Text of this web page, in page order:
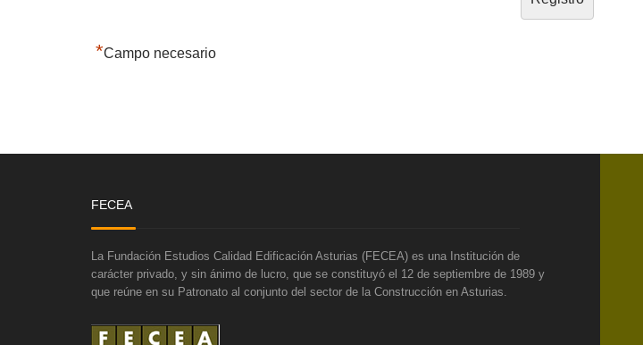
*Campo necesario
FECEA
La Fundación Estudios Calidad Edificación Asturias (FECEA) es una Institución de
carácter privado, y sin ánimo de lucro, que se constituyó el 12 de septiembre de 1989 y
que reúne en su Patronato al conjunto del sector de la Construcción en Asturias.